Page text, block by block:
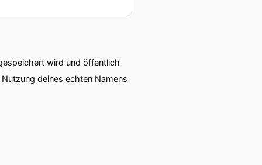
eine
in Deutschland gibt
wird und öffentlich
deines echten Namens